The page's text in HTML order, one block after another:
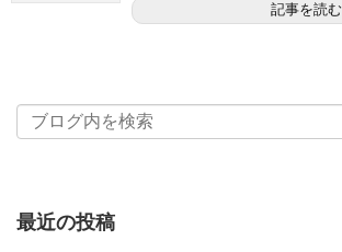
記事を読む
最近の投稿